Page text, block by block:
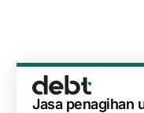
Jasa penagihan